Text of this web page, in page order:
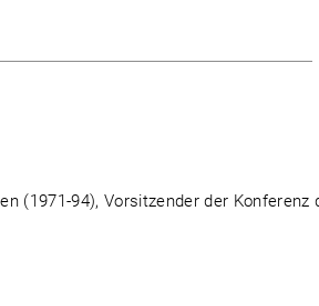
(1971-94), Vorsitzender der Konferenz